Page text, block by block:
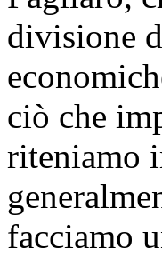
divisione
ciò che
riteniamo
facciamo